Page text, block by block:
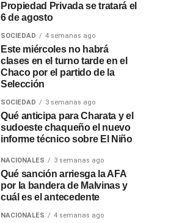
Propiedad Privada se tratará el
6 de agosto
SOCIEDAD 4 semanas ago
Este miércoles no habrá
clases en el turno tarde en el
Chaco por el partido de la
Selección
SOCIEDAD 3 semanas ago
Qué anticipa para Charata y el
sudoeste chaqueño el nuevo
informe técnico sobre El Niño
NACIONALES 3 semanas ago
Qué sanción arriesga la AFA
por la bandera de Malvinas y
cuál es el antecedente
NACIONALES 4 semanas ago